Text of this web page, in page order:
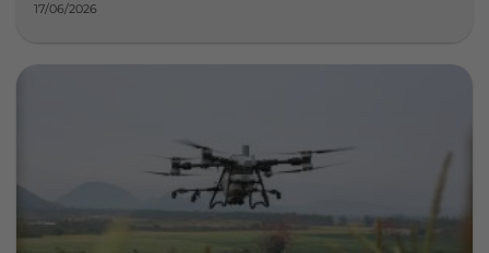
17/06/2026